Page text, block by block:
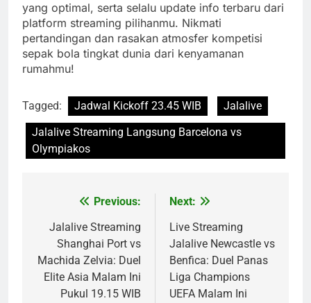
yang optimal, serta selalu update info terbaru dari
platform streaming pilihanmu. Nikmati
pertandingan dan rasakan atmosfer kompetisi
sepak bola tingkat dunia dari kenyamanan
rumahmu!
Tagged: Jadwal Kickoff 23.45 WIB
Jalalive
Jalalive Streaming Langsung Barcelona vs
Olympiakos
navigation
Previous:
Jalalive Streaming
Shanghai Port vs
Machida Zelvia: Duel
Elite Asia Malam Ini
Pukul 19.15 WIB
Next:
Live Streaming
Jalalive Newcastle vs
Benfica: Duel Panas
Liga Champions
UEFA Malam Ini